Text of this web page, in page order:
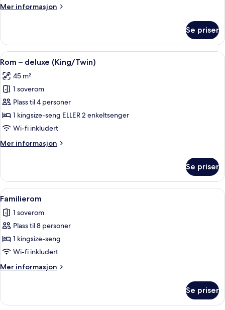
Mer informasjon
Mer
1
soverom
Se priser
Åpne
alle
bildene
av
Rom
–
deluxe
Dundyner, minibar, safe på rommet
7
Rom – deluxe (King/Twin)
45 m²
1 soverom
Plass til 4 personer
1 kingsize-seng ELLER 2 enkeltsenger
Wi-fi inkludert
Mer informasjon
Mer
–
deluxe
(King/Twin)
Se priser
Åpne
alle
bildene
av
Familierom
Familierom | Dundyner, minibar,
7
Familierom
1 soverom
Plass til 8 personer
1 kingsize-seng
Wi-fi inkludert
Mer informasjon
Mer
Se priser